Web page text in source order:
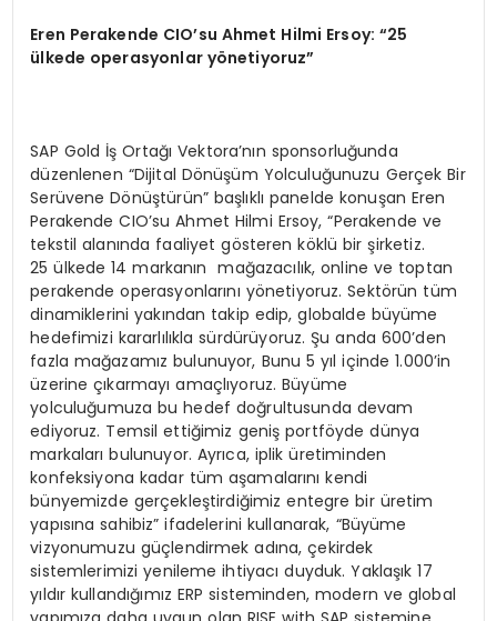
Eren Perakende CIO’su Ahmet Hilmi Ersoy: “25
ülkede operasyonlar yönetiyoruz”
SAP Gold İş Ortağı Vektora’nın sponsorluğunda
düzenlenen “Dijital Dönüşüm Yolculuğunuzu Gerçek Bir
Serüvene Dönüştürün” başlıklı panelde konuşan Eren
Perakende CIO’su Ahmet Hilmi Ersoy, “Perakende ve
tekstil alanında faaliyet gösteren köklü bir şirketiz.
25 ülkede 14 markanın mağazacılık, online ve toptan
perakende operasyonlarını yönetiyoruz. Sektörün tüm
dinamiklerini yakından takip edip, globalde büyüme
hedefimizi kararlılıkla sürdürüyoruz. Şu anda 600’den
fazla mağazamız bulunuyor, Bunu 5 yıl içinde 1.000’in
üzerine çıkarmayı amaçlıyoruz. Büyüme
yolculuğumuza bu hedef doğrultusunda devam
ediyoruz. Temsil ettiğimiz geniş portföyde dünya
markaları bulunuyor. Ayrıca, iplik üretiminden
konfeksiyona kadar tüm aşamalarını kendi
bünyemizde gerçekleştirdiğimiz entegre bir üretim
yapısına sahibiz” ifadelerini kullanarak, “Büyüme
vizyonumuzu güçlendirmek adına, çekirdek
sistemlerimizi yenileme ihtiyacı duyduk. Yaklaşık 17
yıldır kullandığımız ERP sisteminden, modern ve global